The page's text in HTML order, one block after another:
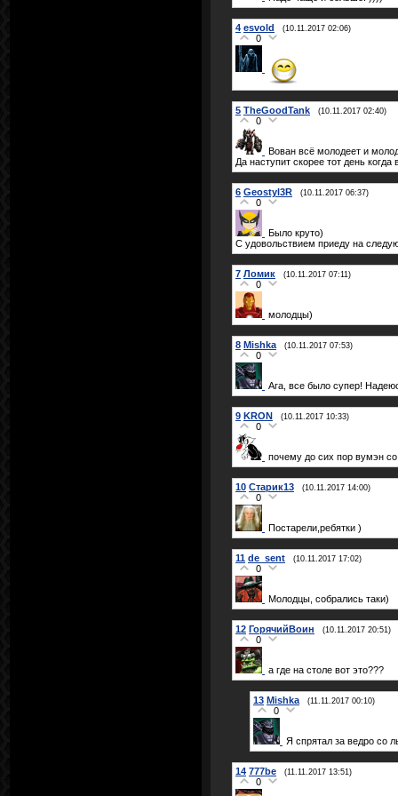
4 esvold (10.11.2017 02:06)
0
5 TheGoodTank (10.11.2017 02:40)
0
Вован всё молодеет и
Да наступит скорее тот день
6 Geostyl3R (10.11.2017 06:37)
0
Было круто)
С удовольствием приеду на
7 Ломик (10.11.2017 07:11)
0
молодцы)
8 Mishka (10.11.2017 07:53)
0
Ага, все было супер!
9 KRON (10.11.2017 10:33)
0
почему до сих пор вумэн
10 Старик13 (10.11.2017 14:00)
0
Постарели,ребятки )
11 de_sent (10.11.2017 17:02)
0
Молодцы, собрались таки)
12 ГорячийВоин (10.11.2017 20:51)
0
а где на столе вот это???
13 Mishka (11.11.2017 00:10)
0
Я спрятал за ведро со
14 777be (11.11.2017 13:51)
0